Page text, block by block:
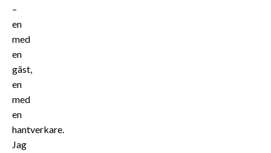
–
en
med
en
gäst,
en
med
en
hantverkare.
Jag